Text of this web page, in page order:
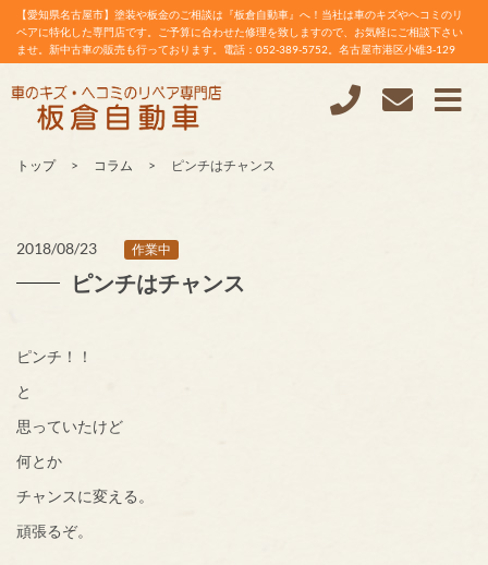
【愛知県名古屋市】塗装や板金のご相談は『板倉自動車』へ！当社は車のキズやヘコミのリ
ペアに特化した専門店です。ご予算に合わせた修理を致しますので、お気軽にご相談下さい
ませ。新中古車の販売も行っております。電話：052-389-5752。名古屋市港区小碓3-129
トップ コラム ピンチはチャンス
2018/08/23 作業中
ピンチはチャンス
ピンチ！！
と
思っていたけど
何とか
チャンスに変える。
頑張るぞ。